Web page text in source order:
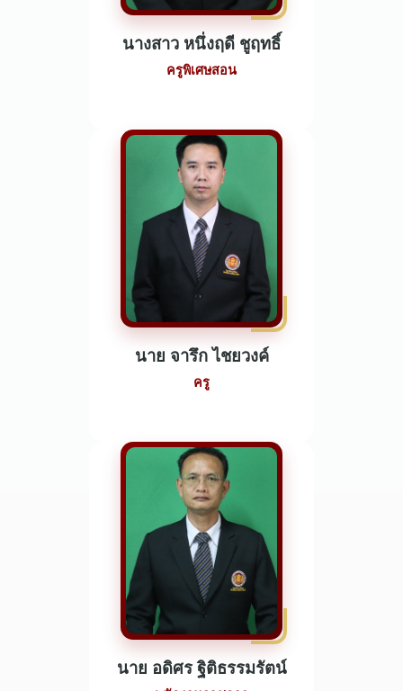
นางสาว หนึ่งฤดี ชูฤทธิ์
ครูพิเศษสอน
นาย จารึก ไชยวงค์
ครู
นาย อดิศร ฐิติธรรมรัตน์